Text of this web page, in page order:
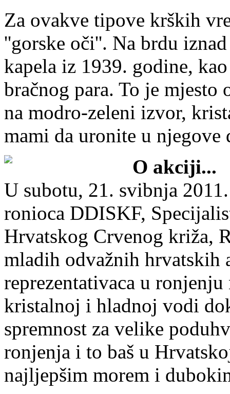
Za ovakve tipove krških
''gorske oči''. Na brdu
kapela iz 1939. godine,
bračnog para. To je mjesto
na modro-zeleni izvor,
mami da uronite u njegove
O akciji...
U subotu, 21. svibnja
ronioca DDISKF,
Hrvatskog Crvenog križa,
mladih odvažnih hrvatskih
reprezentativaca u
kristalnoj i hladnoj vodi
spremnost za velike
ronjenja i to baš u
najljepšim morem i